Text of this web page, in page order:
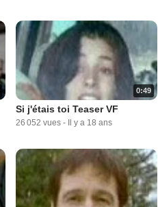
0:49
Si j'étais toi Teaser VF
26 052 vues - Il y a 18 ans